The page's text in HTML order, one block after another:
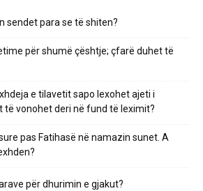
sendet para se të shiten?
për shumë çështje; çfarë duhet të
e tilavetit sapo lexohet ajeti i
të vonohet deri në fund të leximit?
pas Fatihasë në namazin sunet. A
për dhurimin e gjakut?